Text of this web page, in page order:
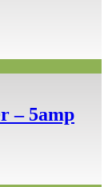
– 5amp